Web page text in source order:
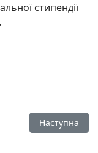
стипендії
словами
Наступна
Наступна